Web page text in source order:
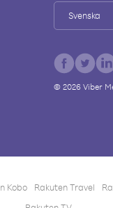
Svenska
© 2026Viber
Kobo Rakuten Travel